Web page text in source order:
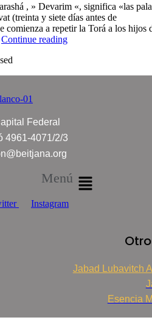
, » Devarim «, significa «las
(treinta y siete días antes de
comienza a repetir la Torá a los hijos
Continue reading
Federal
4961-4071/2/3
Menú
Instagram
Jabad Lubavitch
Esencia